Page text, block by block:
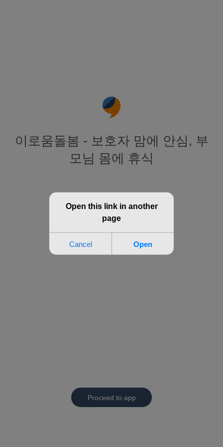
이로움돌봄 - 보호자 맘에 안심, 부
모님 몸에 휴식
Proceed to app